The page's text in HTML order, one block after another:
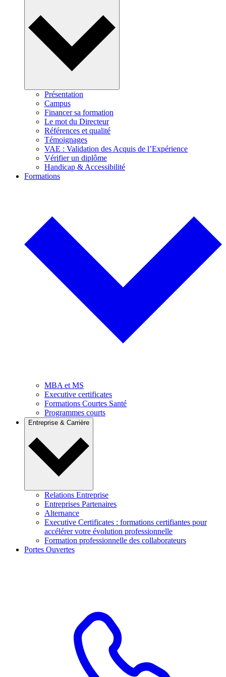
Présentation
Campus
Financer sa formation
Le mot du Directeur
Références et qualité
Témoignages
VAE : Validation des Acquis de l’Expérience
Vérifier un diplôme
Handicap & Accessibilité
Formations
MBA et MS
Executive certificates
Formations Courtes Santé
Programmes courts
Entreprise & Carrière
Relations Entreprise
Entreprises Partenaires
Alternance
Executive Certificates : formations certifiantes pour
accélérer votre évolution professionnelle
Formation professionnelle des collaborateurs
Portes Ouvertes